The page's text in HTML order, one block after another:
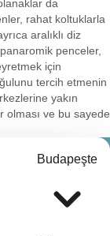
da
rahat koltuklarla
aralıklı diz
penceler,
için
tercih etmenin
yakın
olması ve bu sayede
Budapeşte